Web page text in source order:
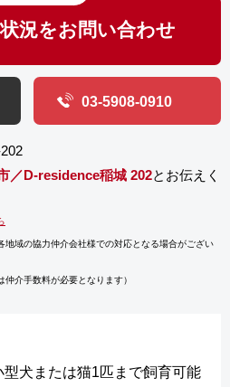
犬または猫1匹まで飼育可能
況をお問い合わせ
03-5908-0910
／D-residence稲城 202とお伝えく
地域の協力仲介会社様での対応となる場合がござい
介手数料が必要となります）